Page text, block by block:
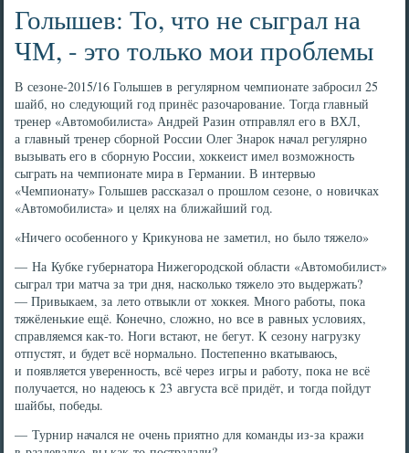
Голышев: То, что не сыграл на
ЧМ, - это только мои проблемы
В сезоне-2015/16 Голышев в регулярном чемпионате забросил 25
шайб, но следующий год принёс разочарование. Тогда главный
тренер «Автомобилиста» Андрей Разин отправлял его в ВХЛ,
а главный тренер сборной России Олег Знарок начал регулярно
вызывать его в сборную России, хоккеист имел возможность
сыграть на чемпионате мира в Германии. В интервью
«Чемпионату» Голышев рассказал о прошлом сезоне, о новичках
«Автомобилиста» и целях на ближайший год.
«Ничего особенного у Крикунова не заметил, но было тяжело»
— На Кубке губернатора Нижегородской области «Автомобилист»
сыграл три матча за три дня, насколько тяжело это выдержать?
— Привыкаем, за лето отвыкли от хоккея. Много работы, пока
тяжёленькие ещё. Конечно, сложно, но все в равных условиях,
справляемся как-то. Ноги встают, не бегут. К сезону нагрузку
отпустят, и будет всё нормально. Постепенно вкатываюсь,
и появляется уверенность, всё через игры и работу, пока не всё
получается, но надеюсь к 23 августа всё придёт, и тогда пойдут
шайбы, победы.
— Турнир начался не очень приятно для команды из-за кражи